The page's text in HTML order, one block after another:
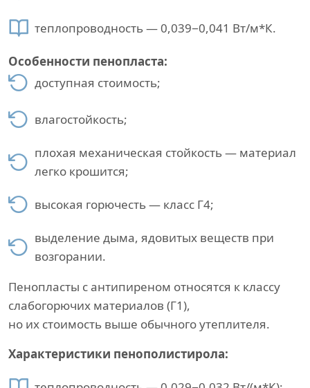
теплопроводность — 0,039−0,041 Вт/м*К.
Особенности пенопласта:
доступная стоимость;
влагостойкость;
плохая механическая стойкость — материал
легко крошится;
высокая горючесть — класс Г4;
выделение дыма, ядовитых веществ при
возгорании.
Пенопласты с антипиреном относятся к классу
слабогорючих материалов (Г1),
но их стоимость выше обычного утеплителя.
Характеристики пенополистирола: